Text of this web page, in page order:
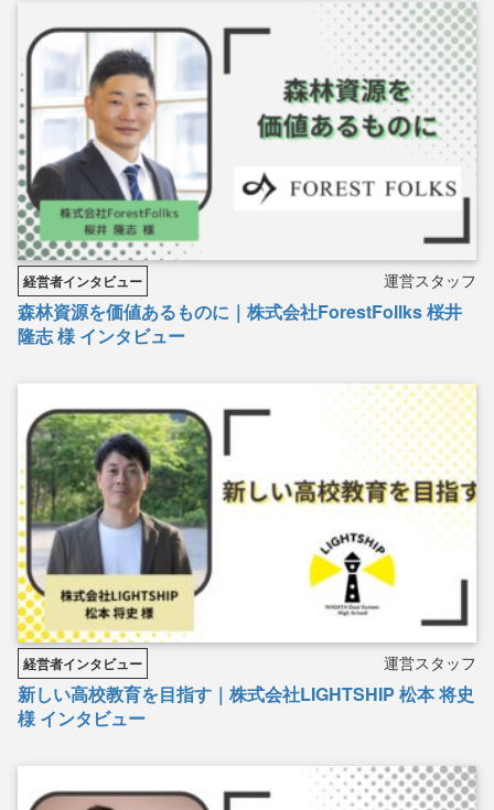
経営者インタビュー 運営スタッフ
森林資源を価値あるものに｜株式会社ForestFollks 桜井
隆志 様 インタビュー
経営者インタビュー 運営スタッフ
新しい高校教育を目指す｜株式会社LIGHTSHIP 松本 将史
様 インタビュー